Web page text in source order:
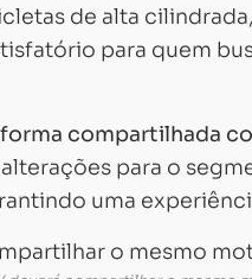
de alta
para quem
compartilhada
para o
uma